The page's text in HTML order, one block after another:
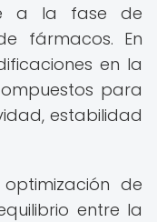
a la fase de
fármacos. En
en la
para
estabilidad
de
entre la